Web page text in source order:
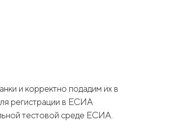
и корректно подадим их в
регистрации в ЕСИА
тестовой среде ЕСИА.